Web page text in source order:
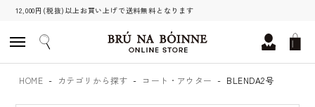
12,000円(税抜)以上お買い上げで送料無料となります
HOME カテゴリから探す コート・アウター BLENDA2号